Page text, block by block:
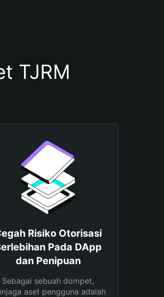
TJRM
Risiko Otorisasi
Pada DApp
dan Penipuan
Sebagai sebuah dompet,
aset pengguna adalah